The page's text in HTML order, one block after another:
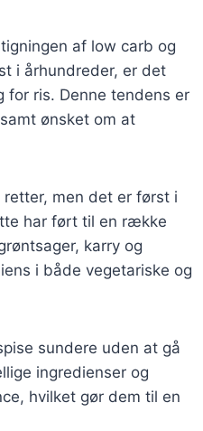
af low carb og
i århundreder, er det
ris. Denne tendens er
ønsket om at
men det er først i
har ført til en række
karry og
i både vegetariske og
sundere uden at gå
ingredienser og
hvilket gør dem til en